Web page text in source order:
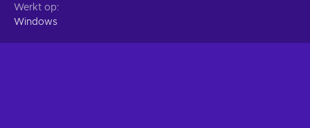
Werkt op
Windows